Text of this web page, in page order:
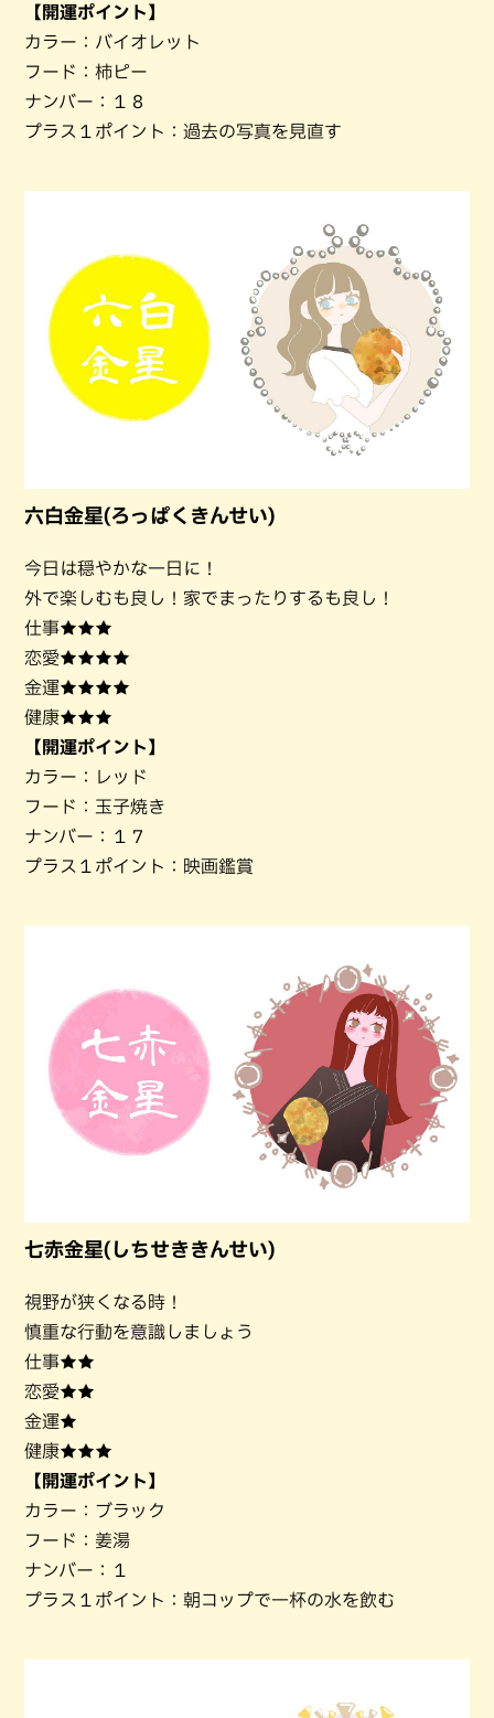
【開運ポイント】
カラー：バイオレット
フード：柿ピー
ナンバー：１８
プラス１ポイント：過去の写真を見直す
六白金星(ろっぱくきんせい)
今日は穏やかな一日に！
外で楽しむも良し！家でまったりするも良し！
仕事★★★
恋愛★★★★
金運★★★★
健康★★★
【開運ポイント】
カラー：レッド
フード：玉子焼き
ナンバー：１７
プラス１ポイント：映画鑑賞
七赤金星(しちせききんせい)
視野が狭くなる時！
慎重な行動を意識しましょう
仕事★★
恋愛★★
金運★
健康★★★
【開運ポイント】
カラー：ブラック
フード：姜湯
ナンバー：１
プラス１ポイント：朝コップで一杯の水を飲む